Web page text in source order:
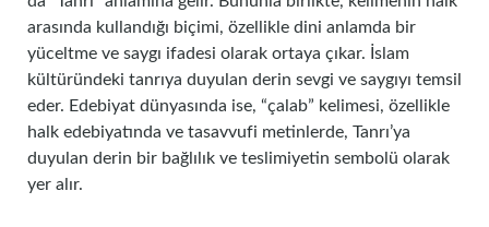
arasında kullandığı biçimi, özellikle dini anlamda bir
yüceltme ve saygı ifadesi olarak ortaya çıkar. İslam
kültüründeki tanrıya duyulan derin sevgi ve saygıyı temsil
eder. Edebiyat dünyasında ise, “çalab” kelimesi, özellikle
halk edebiyatında ve tasavvufi metinlerde, Tanrı’ya
duyulan derin bir bağlılık ve teslimiyetin sembolü olarak
yer alır.